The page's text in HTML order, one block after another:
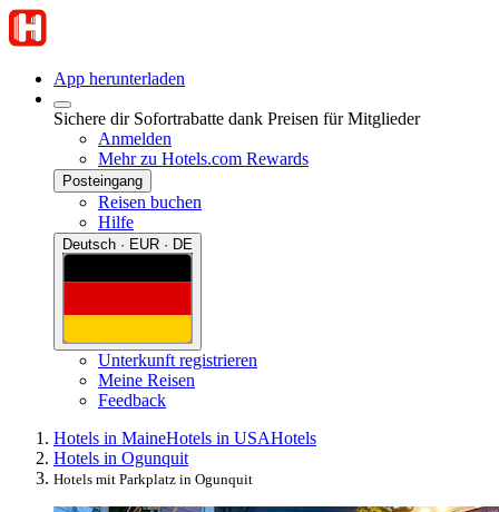
App herunterladen
Sichere dir Sofortrabatte dank Preisen für Mitglieder
Anmelden
Mehr zu Hotels.com Rewards
Posteingang
Reisen buchen
Hilfe
Deutsch · EUR · DE
Unterkunft registrieren
Meine Reisen
Feedback
Hotels in MaineHotels in USAHotels
Hotels in Ogunquit
Hotels mit Parkplatz in Ogunquit